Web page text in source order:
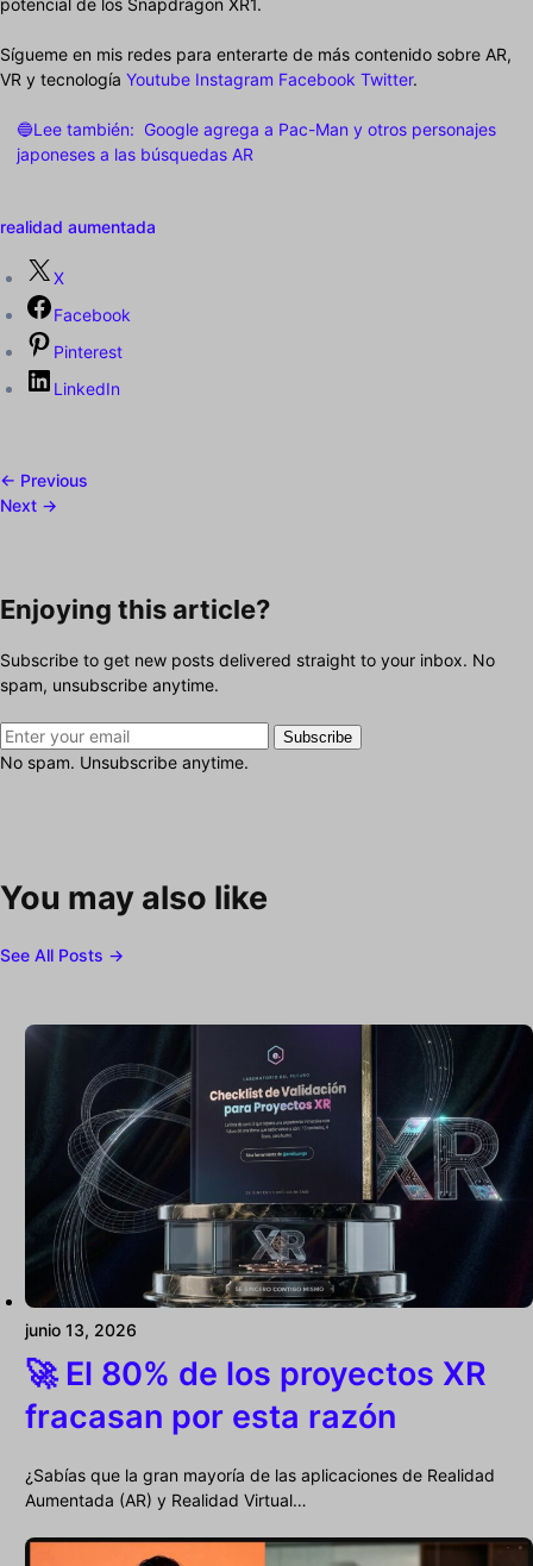
potencial de los Snapdragon XR1.
Sígueme en mis redes para enterarte de más contenido sobre AR,
VR y tecnología Youtube Instagram Facebook Twitter.
🔵Lee también: Google agrega a Pac-Man y otros personajes
japoneses a las búsquedas AR
realidad aumentada
X
Facebook
Pinterest
LinkedIn
← Previous
Next →
Enjoying this article?
Subscribe to get new posts delivered straight to your inbox. No
spam, unsubscribe anytime.
Subscribe
No spam. Unsubscribe anytime.
You may also like
See All Posts →
junio 13, 2026
🚀 El 80% de los proyectos XR
fracasan por esta razón
¿Sabías que la gran mayoría de las aplicaciones de Realidad
Aumentada (AR) y Realidad Virtual…